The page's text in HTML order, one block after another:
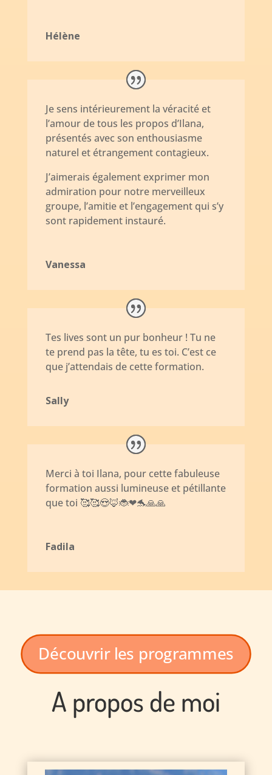
Hélène
Je sens intérieurement la véracité et
l’amour de tous les propos d’Ilana,
présentés avec son enthousiasme
naturel et étrangement contagieux.
J’aimerais également exprimer mon
admiration pour notre merveilleux
groupe, l’amitie et l’engagement qui s’y
sont rapidement instauré.
Vanessa
Tes lives sont un pur bonheur ! Tu ne
te prend pas la tête, tu es toi. C’est ce
que j’attendais de cette formation.
Sally
Merci à toi Ilana, pour cette fabuleuse
formation aussi lumineuse et pétillante
que toi 🥰🥰😍🦊🐞❤🐬🙏🙏
Fadila
Découvrir les programmes
A propos de moi